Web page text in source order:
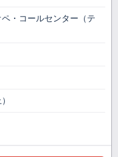
・コールセンター（テ